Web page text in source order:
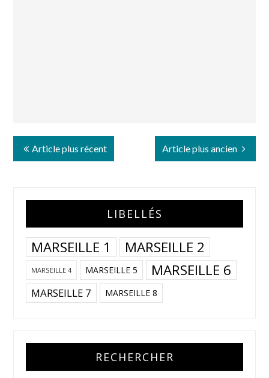
Article plus récent Article plus ancien
LIBELLÉS
MARSEILLE 1 MARSEILLE 2
MARSEILLE 4 MARSEILLE 5 MARSEILLE 6
MARSEILLE 7 MARSEILLE 8
RECHERCHER